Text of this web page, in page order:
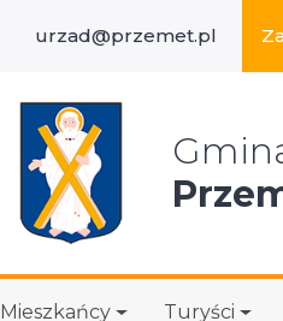
urzad@przemet.pl
Mieszkańcy Turyści